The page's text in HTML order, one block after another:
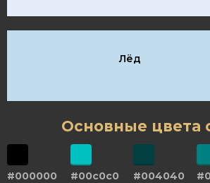
Лёд
Основные цвета
#000000 #00c0c0 #004040